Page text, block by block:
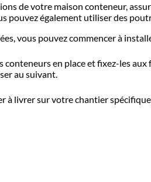
de votre maison conteneur,
pouvez également utiliser des
vous pouvez commencer à
conteneurs en place et fixez-les
au suivant.
à livrer sur votre chantier